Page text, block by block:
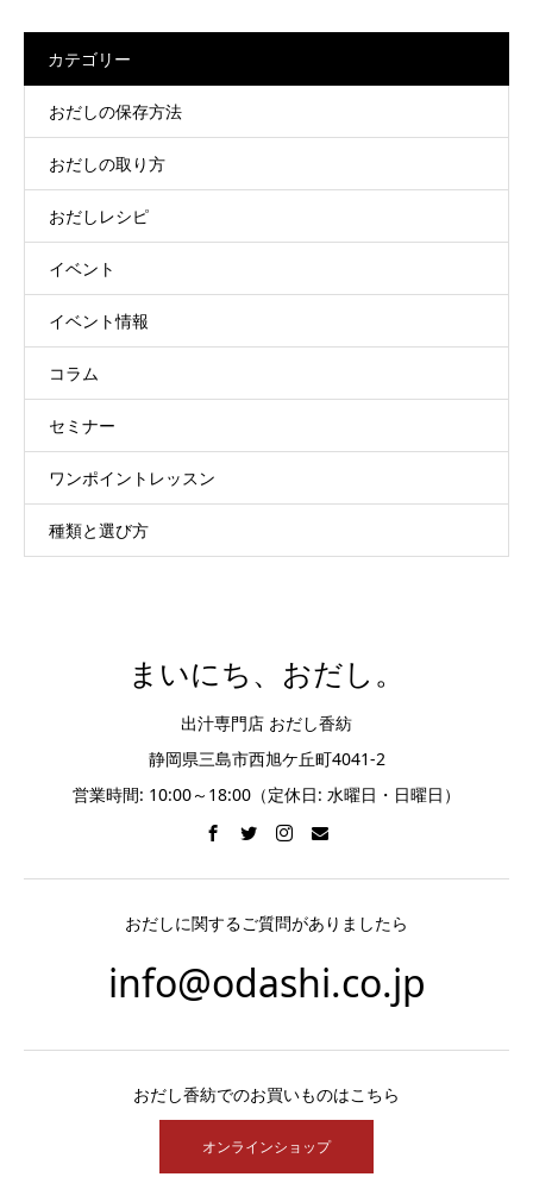
カテゴリー
おだしの保存方法
おだしの取り方
おだしレシピ
イベント
イベント情報
コラム
セミナー
ワンポイントレッスン
種類と選び方
まいにち、おだし。
出汁専門店 おだし香紡
静岡県三島市西旭ケ丘町4041-2
営業時間: 10:00～18:00（定休日: 水曜日・日曜日）
おだしに関するご質問がありましたら
info@odashi.co.jp
おだし香紡でのお買いものはこちら
オンラインショップ